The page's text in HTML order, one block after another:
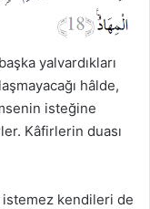
yalvardıkları
hâlde,
isteğine
Kâfirlerin duası
kendileri de